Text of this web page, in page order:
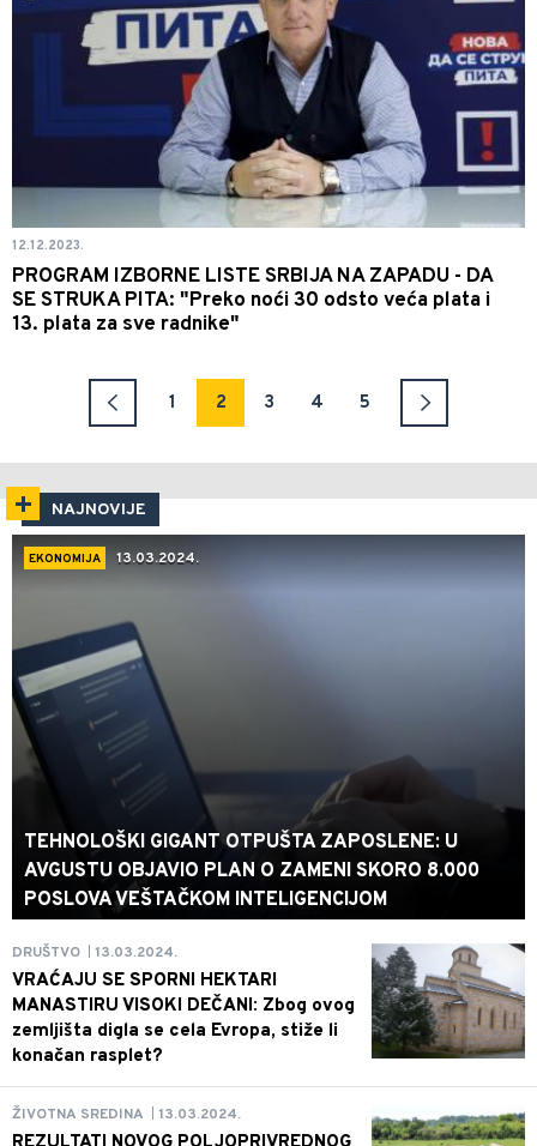
12.12.2023.
PROGRAM IZBORNE LISTE SRBIJA NA ZAPADU - DA
SE STRUKA PITA: "Preko noći 30 odsto veća plata i
13. plata za sve radnike"
1 2 3 4 5
NAJNOVIJE
EKONOMIJA 13.03.2024.
TEHNOLOŠKI GIGANT OTPUŠTA ZAPOSLENE: U
AVGUSTU OBJAVIO PLAN O ZAMENI SKORO 8.000
POSLOVA VEŠTAČKOM INTELIGENCIJOM
DRUŠTVO 13.03.2024.
VRAĆAJU SE SPORNI HEKTARI
MANASTIRU VISOKI DEČANI: Zbog ovog
zemljišta digla se cela Evropa, stiže li
konačan rasplet?
ŽIVOTNA SREDINA 13.03.2024.